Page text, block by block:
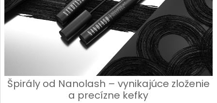
Špirály od Nanolash – vynikajúce zloženie
a precízne kefky